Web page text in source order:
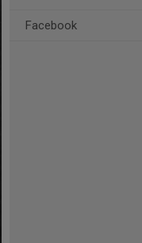
Facebook